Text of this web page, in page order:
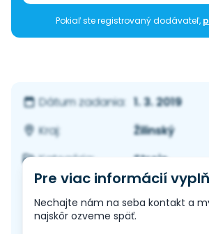
Pokiaľ ste registrovaný dodávateľ,
Dátum zadania: 1. 3. 2019
Kraj:
Žilinský
Kategória:
Stroje
Pre viac informácií
Nechajte nám na seba kontakt a
najskôr ozveme späť.